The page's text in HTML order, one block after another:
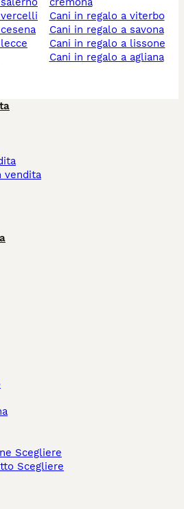
vercelli
cani in regalo a viterbo
cani in regalo a savona
cani in regalo a lissone
cani in regalo a agliana
vendita
Scegliere
Scegliere